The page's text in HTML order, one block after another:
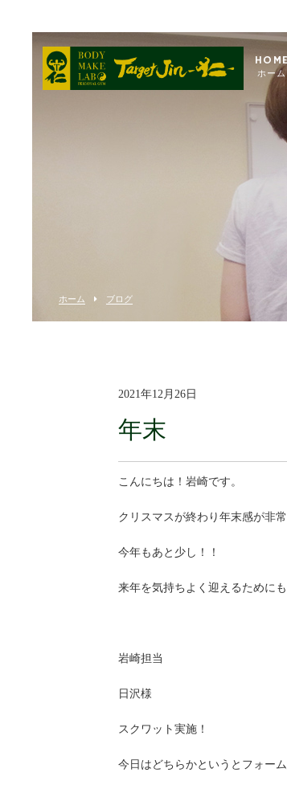
ホーム
ホーム ブログ
2021年12月26日
年末
こんにちは！岩崎です。
クリスマスが終わり年末感が非
今年もあと少し！！
来年を気持ちよく迎えるために
岩崎担当
日沢様
スクワット実施！
今日はどちらかというとフォーム